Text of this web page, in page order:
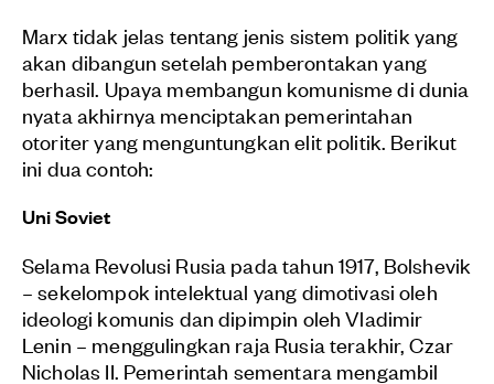
Marx tidak jelas tentang jenis sistem politik yang
akan dibangun setelah pemberontakan yang
berhasil. Upaya membangun komunisme di dunia
nyata akhirnya menciptakan pemerintahan
otoriter yang menguntungkan elit politik. Berikut
ini dua contoh:
Uni Soviet
Selama Revolusi Rusia pada tahun 1917, Bolshevik
– sekelompok intelektual yang dimotivasi oleh
ideologi komunis dan dipimpin oleh Vladimir
Lenin – menggulingkan raja Rusia terakhir, Czar
Nicholas II. Pemerintah sementara mengambil